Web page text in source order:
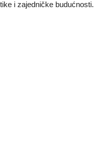
i zajedničke budućnosti.